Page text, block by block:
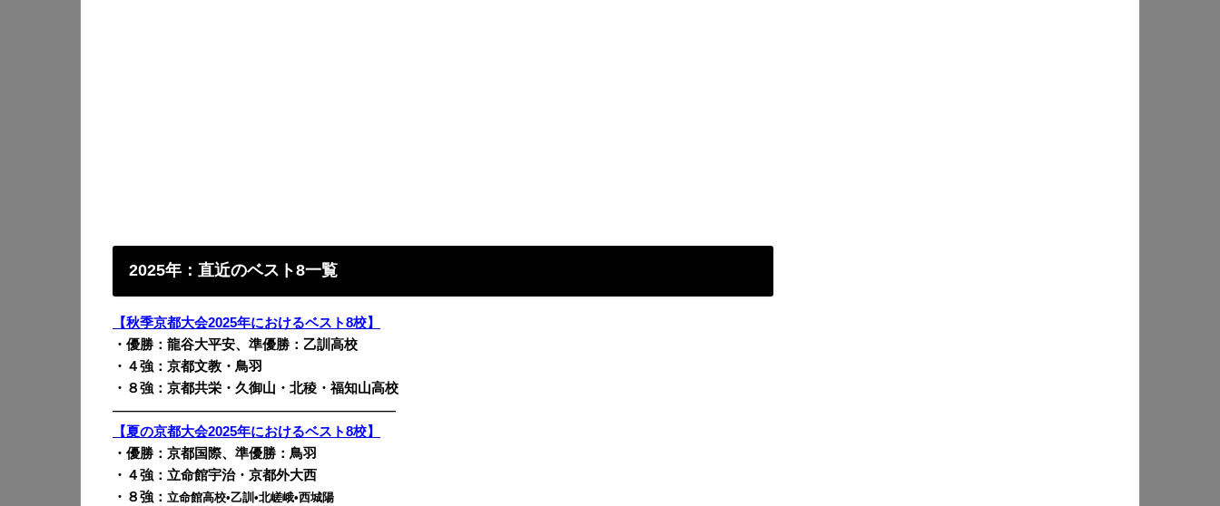
2025年：直近のベスト8一覧
【秋季京都大会2025年におけるベスト8校】
・優勝：龍谷大平安、準優勝：乙訓高校
・４強：京都文教・鳥羽
・８強：京都共栄・久御山・北稜・福知山高校
————————————————————————
【夏の京都大会2025年におけるベスト8校】
・優勝：京都国際、準優勝：鳥羽
・４強：立命館宇治・京都外大西
・８強： 立命館高校•乙訓•北嵯峨•西城陽